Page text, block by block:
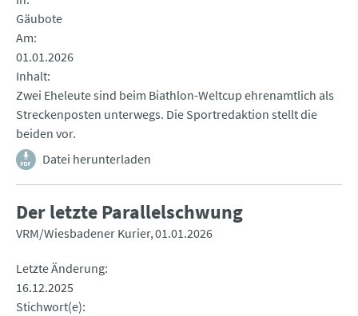
Gäubote
Am
01.01.2026
Inhalt
Zwei Eheleute sind beim Biathlon-Weltcup ehrenamtlich als
Streckenposten unterwegs. Die Sportredaktion stellt die
beiden vor.
Datei herunterladen
Der letzte Parallelschwung
VRM/Wiesbadener Kurier 01.01.2026
Letzte Änderung
16.12.2025
Stichwort(e)